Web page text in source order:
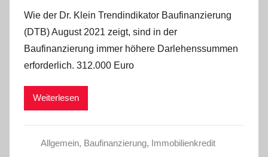
n
a
d
Wie der Dr. Klein Trendindikator Baufinanzierung
(DTB) August 2021 zeigt, sind in der
Baufinanzierung immer höhere Darlehenssummen
erforderlich. 312.000 Euro
Weiterlesen
Allgemein, Baufinanzierung, Immobilienkredit